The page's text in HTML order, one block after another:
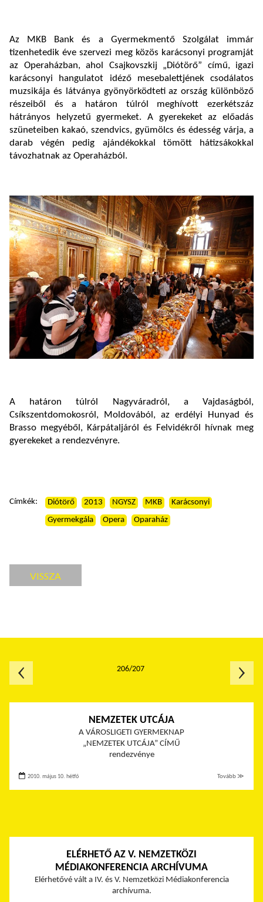
Az MKB Bank és a Gyermekmentő Szolgálat immár
tizenhetedik éve szervezi meg közös karácsonyi programját
az Operaházban, ahol Csajkovszkij „Diótörő” című, igazi
karácsonyi hangulatot idéző mesebalettjének csodálatos
muzsikája és látványa gyönyörködteti az ország különböző
részeiből és a határon túlról meghívott ezerkétszáz
hátrányos helyzetű gyermeket. A gyerekeket az előadás
szüneteiben kakaó, szendvics, gyümölcs és édesség várja, a
darab végén pedig ajándékokkal tömött hátizsákokkal
távozhatnak az Operaházból.
A határon túlról Nagyváradról, a Vajdaságból,
Csíkszentdomokosról, Moldovából, az erdélyi Hunyad és
Brasso megyéből, Kárpátaljáról és Felvidékről hívnak meg
gyerekeket a rendezvényre.
Címkék: Diótörő 2013 NGYSZ MKB
Karácsonyi
Gyermekgála
Opera Oparaház
VISSZA
NEMZETEK UTCÁJA
A VÁROSLIGETI GYERMEKNAP
„NEMZETEK UTCÁJA” CÍMŰ
rendezvénye
2010. május 10. hétfő Tovább ≫
ELÉRHETŐ AZ V. NEMZETKÖZI
MÉDIAKONFERENCIA ARCHÍVUMA
Elérhetővé vált a IV. és V. Nemzetközi Médiakonferencia
archívuma.
206/207